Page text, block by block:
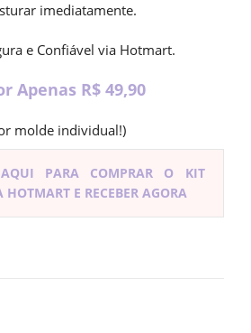
imediatamente.
e Confiável via Hotmart.
Apenas R$ 49,90
molde individual!)
PARA COMPRAR O KIT
E RECEBER AGORA